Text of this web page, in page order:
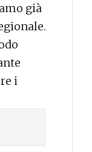
già
i